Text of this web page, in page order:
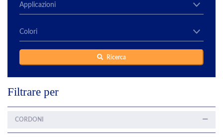
Ricerca
Filtrare per
CORDONI